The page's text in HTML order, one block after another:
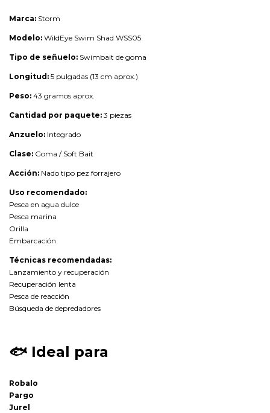
Marca: Storm
Modelo: WildEye Swim Shad WSS05
Tipo de señuelo: Swimbait de goma
Longitud: 5 pulgadas (13 cm aprox.)
Peso: 43 gramos aprox.
Cantidad por paquete: 3 piezas
Anzuelo: Integrado
Clase: Goma / Soft Bait
Acción: Nado tipo pez forrajero
Uso recomendado:
Pesca en agua dulce
Pesca marina
Orilla
Embarcación
Técnicas recomendadas:
Lanzamiento y recuperación
Recuperación lenta
Pesca de reacción
Búsqueda de depredadores
🐟 Ideal para
Robalo
Pargo
Jurel